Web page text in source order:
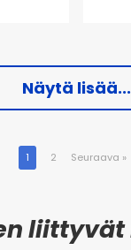
Näytä lisää...
1 2 Seuraava »